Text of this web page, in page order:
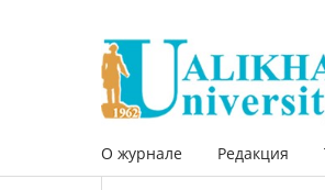
О журнале Редакция